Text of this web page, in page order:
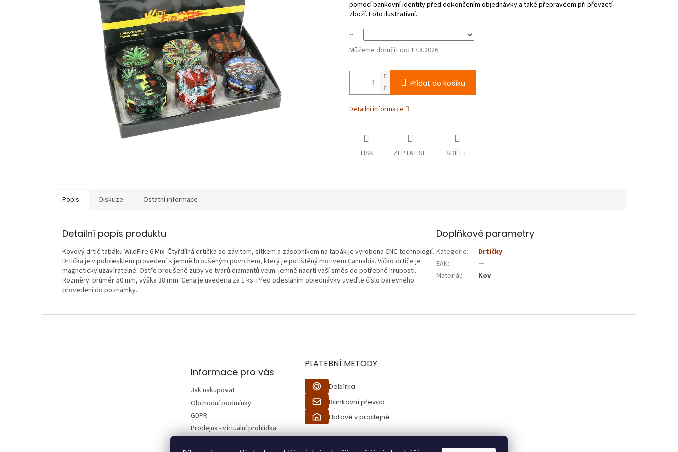
--
Můžeme doručit do: 17.8.2026
Přidat do košíku
Detailní informace
TISK ZEPTAT SE SDÍLET
Popis Diskuze Ostatní informace
Detailní popis produktu
Kovový drtič tabáku WildFire 6 Mix. Čtyřdílná drtička se závitem, sítkem a zásobníkem na tabák je vyrobena CNC technologií.
Drtička je v pololesklém provedení s jemně broušeným povrchem, který je potištěný motivem Cannabis. Víčko drtiče je
magneticky uzavíratelné. Ostře broušené zuby ve tvarů diamantů velmi jemně nadrtí vaší směs do potřebné hrubosti.
Rozměry: průměr 50 mm, výška 38 mm. Cena je uvedena za 1 ks. Před odesláním objednávky uveďte číslo barevného
provedení do poznámky.
Doplňkové parametry
Kategorie:
Drtičky
EAN:
—
Materiál: Kov
Informace pro vás
Jak nakupovat
Obchodní podmínky
GDPR
Prodejna - virtuální prohlídka
PLATEBNÍ METODY
Dobírka
Bankovní převod
Hotově v prodejně